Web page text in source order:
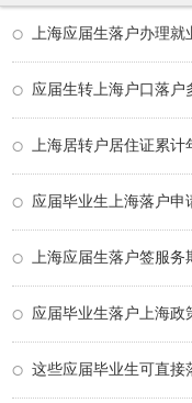
上海应届生落户办理就
应届生转上海户口落户
应届毕业生上海落户申
上海应届生落户签服务
应届毕业生落户上海政
这些应届毕业生可直接